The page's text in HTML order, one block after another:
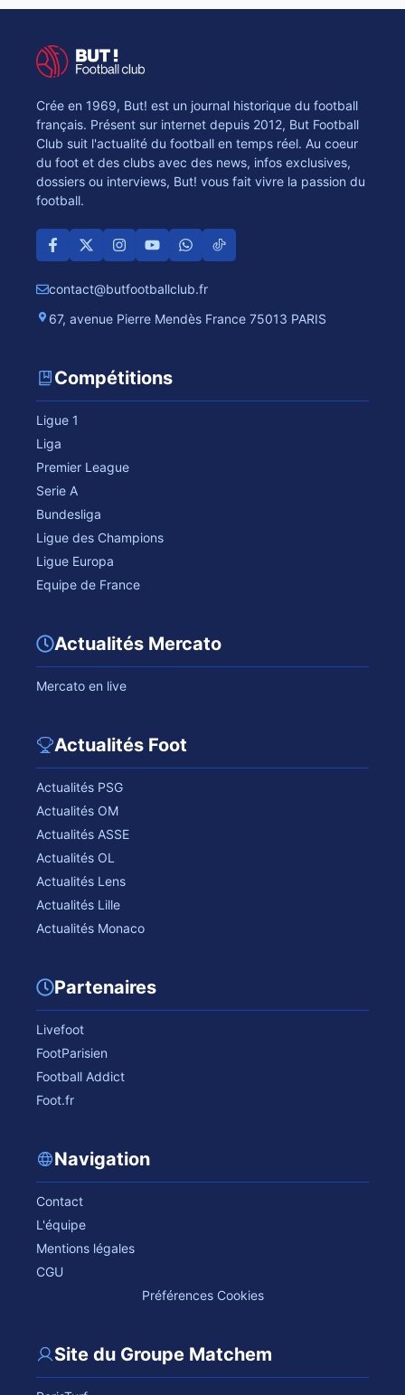
Crée en 1969, But! est un journal historique du football
français. Présent sur internet depuis 2012, But Football
Club suit l'actualité du football en temps réel. Au coeur
du foot et des clubs avec des news, infos exclusives,
dossiers ou interviews, But! vous fait vivre la passion du
football.
contact@butfootballclub.fr
67, avenue Pierre Mendès France 75013 PARIS
Compétitions
Ligue 1
Liga
Premier League
Serie A
Bundesliga
Ligue des Champions
Ligue Europa
Equipe de France
Actualités Mercato
Mercato en live
Actualités Foot
Actualités PSG
Actualités OM
Actualités ASSE
Actualités OL
Actualités Lens
Actualités Lille
Actualités Monaco
Partenaires
Livefoot
FootParisien
Football Addict
Foot.fr
Navigation
Contact
L'équipe
Mentions légales
CGU
Préférences Cookies
Site du Groupe Matchem